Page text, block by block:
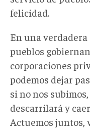
felicidad.
En una
pueblos
corporaciones
podemos dejar
si no nos
descarrilará y
Actuemos juntos,